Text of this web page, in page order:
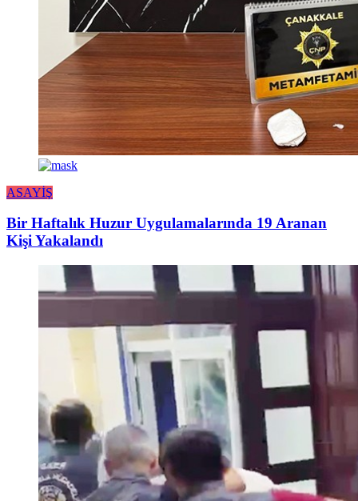
ASAYİŞ
Bir Haftalık Huzur Uygulamalarında 19 Aranan
Kişi Yakalandı